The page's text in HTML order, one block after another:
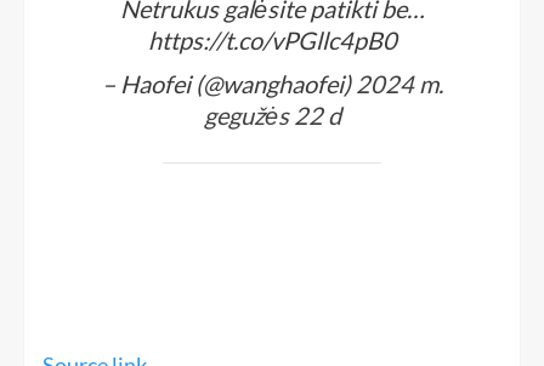
Netrukus galėsite patikti be…
https://t.co/vPGllc4pB0
– Haofei (@wanghaofei)2024 m.
gegužės 22 d